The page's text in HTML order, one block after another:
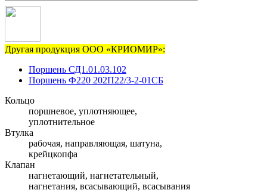
Другая продукция ООО «КРИОМИР»:
Поршень СД1.01.03.102
Поршень Ф220 202П22/3-2-01СБ
Кольцо
поршневое, уплотняющее,
уплотнительное
Втулка
рабочая, направляющая, шатуна,
крейцкопфа
Клапан
нагнетающий, нагнетательный,
нагнетания, всасывающий, всасывания